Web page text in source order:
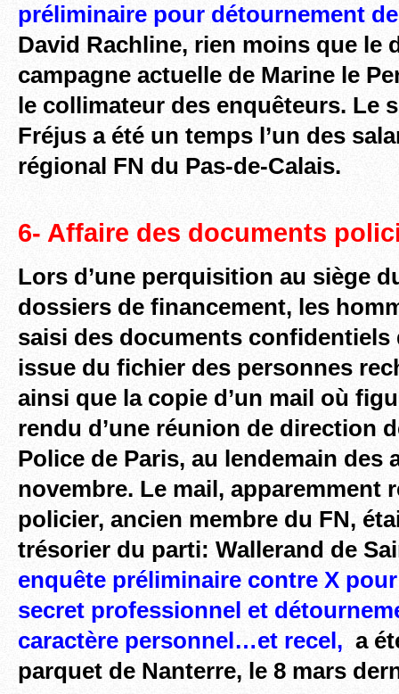
préliminaire pour détournement
David Rachline, rien moins que le
campagne actuelle de Marine le
le collimateur des enquêteurs. Le
Fréjus a été un temps l’un des
régional FN du Pas-de-Calais.
6- Affaire des documents
Lors d’une perquisition au siège
dossiers de financement, les
saisi des documents confidentiels
issue du fichier des personnes
ainsi que la copie d’un mail où
rendu d’une réunion de direction
Police de Paris, au lendemain des
novembre. Le mail, apparemment
policier, ancien membre du FN,
trésorier du parti: Wallerand de
enquête préliminaire contre X
secret professionnel et
caractère personnel…et recel, a
parquet de Nanterre, le 8 mars